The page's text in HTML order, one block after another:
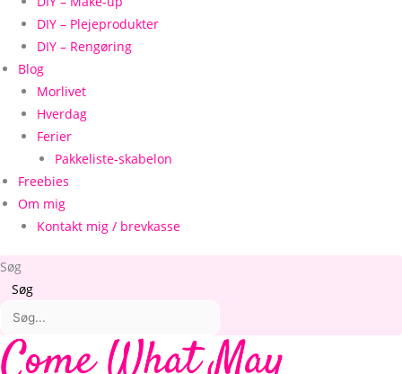
DIY – Plejeprodukter
DIY – Rengøring
Blog
Morlivet
Hverdag
Ferier
Pakkeliste-skabelon
Freebies
Om mig
Kontakt mig / brevkasse
Søg
Søg